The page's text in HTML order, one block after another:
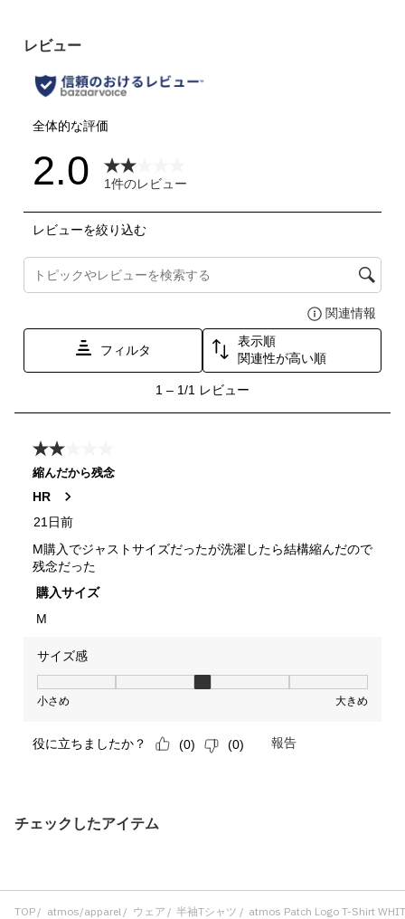
チェックしたアイテム
TOP atmos/apparel ウェア 半袖Tシャツ
atmos Patch Logo T-Shirt